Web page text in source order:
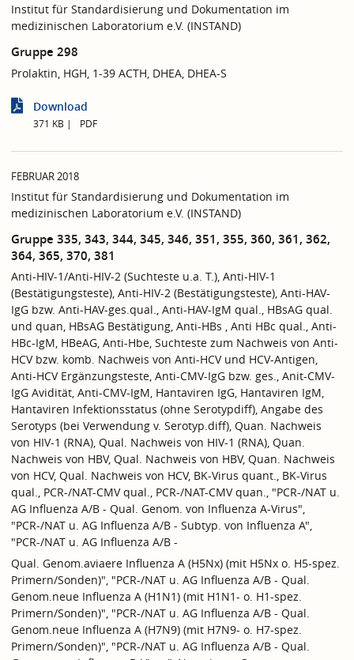
Institut für Standardisierung und Dokumentation im
medizinischen Laboratorium e.V. (INSTAND)
Gruppe 298
Prolaktin, HGH, 1-39 ACTH, DHEA, DHEA-S
Download
371 KB PDF
FEBRUAR 2018
Institut für Standardisierung und Dokumentation im
medizinischen Laboratorium e.V. (INSTAND)
Gruppe 335, 343, 344, 345, 346, 351, 355, 360, 361, 362,
364, 365, 370, 381
Anti-HIV-1/Anti-HIV-2 (Suchteste u.a. T.), Anti-HIV-1
(Bestätigungsteste), Anti-HIV-2 (Bestätigungsteste), Anti-HAV-
IgG bzw. Anti-HAV-ges.qual., Anti-HAV-IgM qual., HBsAG qual.
und quan, HBsAG Bestätigung, Anti-HBs , Anti HBc qual., Anti-
HBc-IgM, HBeAG, Anti-Hbe, Suchteste zum Nachweis von Anti-
HCV bzw. komb. Nachweis von Anti-HCV und HCV-Antigen,
Anti-HCV Ergänzungsteste, Anti-CMV-IgG bzw. ges., Anit-CMV-
IgG Avidität, Anti-CMV-IgM, Hantaviren IgG, Hantaviren IgM,
Hantaviren Infektionsstatus (ohne Serotypdiff), Angabe des
Serotyps (bei Verwendung v. Serotyp.diff), Quan. Nachweis
von HIV-1 (RNA), Qual. Nachweis von HIV-1 (RNA), Quan.
Nachweis von HBV, Qual. Nachweis von HBV, Quan. Nachweis
von HCV, Qual. Nachweis von HCV, BK-Virus quant., BK-Virus
qual., PCR-/NAT-CMV qual., PCR-/NAT-CMV quan., "PCR-/NAT u.
AG Influenza A/B - Qual. Genom. von Influenza A-Virus",
"PCR-/NAT u. AG Influenza A/B - Subtyp. von Influenza A",
"PCR-/NAT u. AG Influenza A/B -
Qual. Genom.aviaere Influenza A (H5Nx) (mit H5Nx o. H5-spez.
Primern/Sonden)", "PCR-/NAT u. AG Influenza A/B - Qual.
Genom.neue Influenza A (H1N1) (mit H1N1- o. H1-spez.
Primern/Sonden)", "PCR-/NAT u. AG Influenza A/B - Qual.
Genom.neue Influenza A (H7N9) (mit H7N9- o. H7-spez.
Primern/Sonden)", "PCR-/NAT u. AG Influenza A/B - Qual.